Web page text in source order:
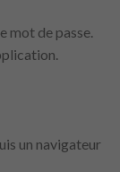
mot de passe.
un navigateur